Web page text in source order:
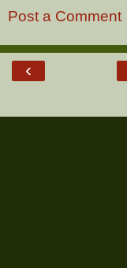
Post a Comment
‹